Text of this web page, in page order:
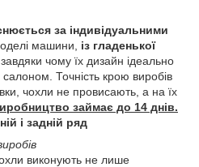
за індивідуальними
машини, із гладенької
чому їх дизайн ідеально
Точність крою виробів
чохли не провисають, а на їх
займає до 14 днів.
і задній ряд
виконують не лише